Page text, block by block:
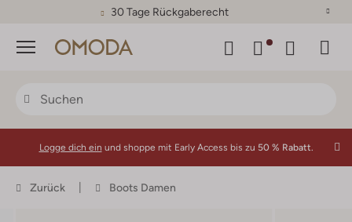
30 Tage Rückgaberecht
Menü
Logge dich ein und shoppe mit Early Access bis zu 50 % Rabatt.
Zurück Boots Damen